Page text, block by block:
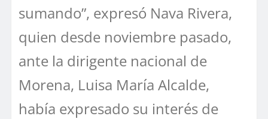
sumando”, expresó Nava Rivera,
quien desde noviembre pasado,
ante la dirigente nacional de
Morena, Luisa María Alcalde,
había expresado su interés de